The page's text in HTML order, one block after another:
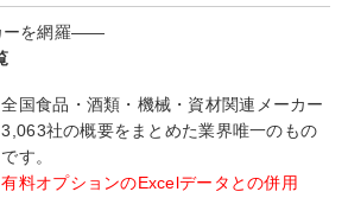
ーを網羅――
全国食品・酒類・機械・資材関連メーカー
3,063社の概要をまとめた業界唯一のもの
です。
有料オプションのExcelデータとの併用